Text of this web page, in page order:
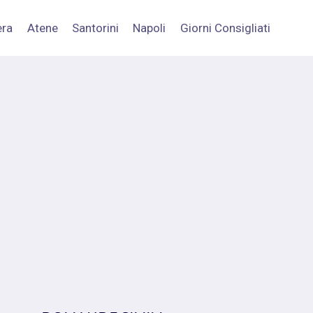
Atene Santorini Napoli Giorni Consigliati